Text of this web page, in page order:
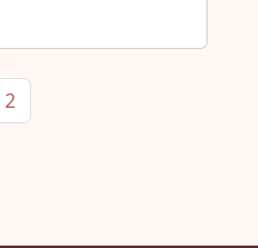
Page
Page
2